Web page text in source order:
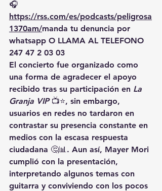
🎧
https://rss.com/es/podcasts/peligrosa
1370am/manda tu denuncia por
whatsapp O LLAMA AL TELEFONO
247 47 2 03 03
El concierto fue organizado como
una forma de agradecer el apoyo
recibido tras su participación en La
Granja VIP 📺⭐, sin embargo,
usuarios en redes no tardaron en
contrastar su presencia constante en
medios con la escasa respuesta
ciudadana 🤔📊. Aun así, Mayer Mori
cumplió con la presentación,
interpretando algunos temas con
guitarra y conviviendo con los pocos